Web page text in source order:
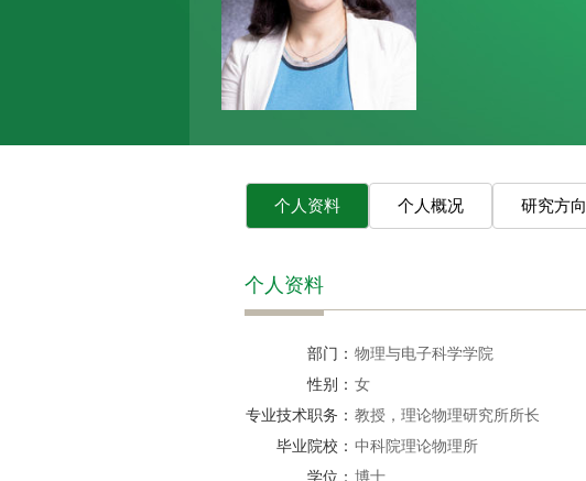
个人资料 个人概况 研究方向
个人资料
部门： 物理与电子科学学院
性别： 女
专业技术职务： 教授，理论物理研究所所长
毕业院校： 中科院理论物理所
学位： 博士